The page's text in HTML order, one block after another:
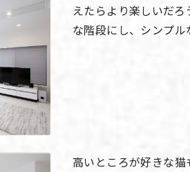
えたらより楽しいだ
な階段にし、シンプル
高いところが好きな